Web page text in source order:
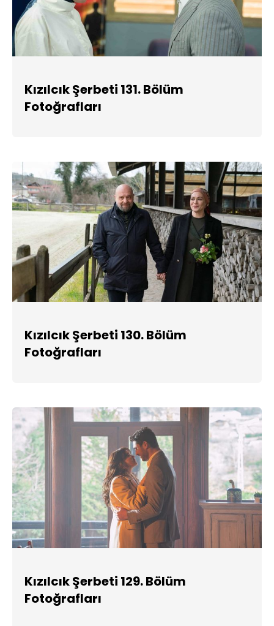
Kızılcık Şerbeti 131. Bölüm
Fotoğrafları
Kızılcık Şerbeti 130. Bölüm
Fotoğrafları
Kızılcık Şerbeti 129. Bölüm
Fotoğrafları